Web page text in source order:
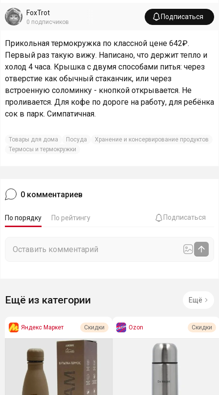
FoxTrot
0 подписчиков
Подписаться
Прикольная термокружка по классной цене 642₽.
Первый раз такую вижу. Написано, что держит тепло и
холод 4 часа. Крышка с двумя способами питья: через
отверстие как обычный стаканчик, или через
встроенную соломинку - кнопкой открывается. Не
проливается. Для кофе по дороге на работу, для ребёнка
сок в парк. Симпатичная.
Товары для дома Посуда
Хранение и консервирование продуктов
Термосы и термокружки
0 комментариев
По порядку По рейтингу Подписаться
Ещё из категории Ещё
Яндекс Маркет Скидки Ozon Скидки